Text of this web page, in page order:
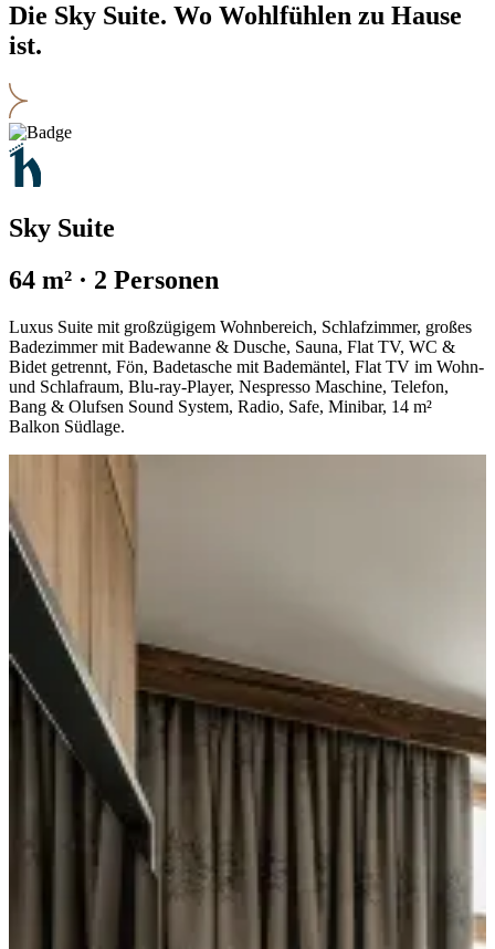
Die Sky Suite. Wo Wohlfühlen zu Hause
ist.
Sky Suite
64 m² · 2 Personen
Luxus Suite mit großzügigem Wohnbereich, Schlafzimmer, großes
Badezimmer mit Badewanne & Dusche, Sauna, Flat TV, WC &
Bidet getrennt, Fön, Badetasche mit Bademäntel, Flat TV im Wohn-
und Schlafraum, Blu-ray-Player, Nespresso Maschine, Telefon,
Bang & Olufsen Sound System, Radio, Safe, Minibar, 14 m²
Balkon Südlage.